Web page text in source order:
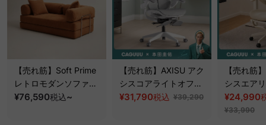
【売れ筋】Soft Prime
レトロモダンソファベ
ッド｜20色以上から選
¥76,590税込~
【売れ筋】AXISU アク
シスコアライトオフィ
スチェア
¥31,790税込 ¥39,290
【売れ筋
シスエア
フィスチ
¥24,990
¥33,990